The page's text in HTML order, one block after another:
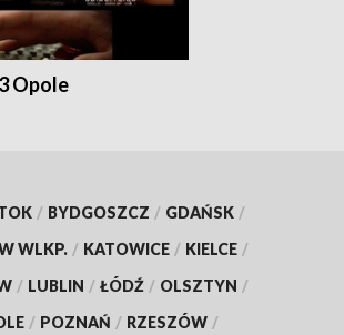
Opole
/ BYDGOSZCZ / GDAŃSK /
WLKP. / KATOWICE / KIELCE /
/ LUBLIN / ŁÓDŹ / OLSZTYN /
/ POZNAŃ / RZESZÓW /